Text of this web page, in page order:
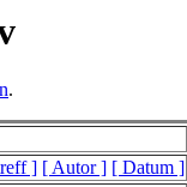
.
] [ Autor ] [ Datum ]